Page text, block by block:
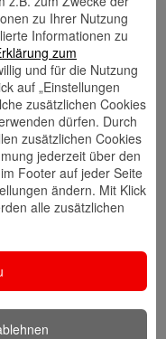
Rückrufwunsch
🎯 Service-
zu Ihrer Nutzung
Informationen zu
zum
und für die Nutzung
auf „Einstellungen
zusätzlichen Cookies
dürfen. Durch
zusätzlichen Cookies
jederzeit über den
Footer auf jeder Seite
ändern. Mit Klick
alle zusätzlichen